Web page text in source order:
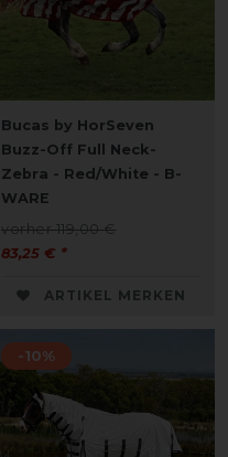
Bucas by HorSeven
Buzz-Off Full Neck-
Zebra - Red/White - B-
WARE
vorher 119,00 €
83,25 € *
ARTIKEL MERKEN
-10%